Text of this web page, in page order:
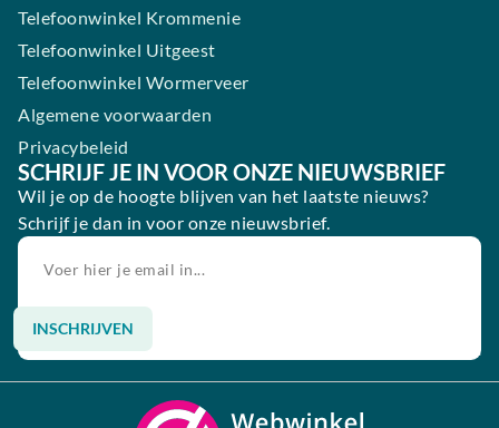
Telefoonwinkel Krommenie
Telefoonwinkel Uitgeest
Telefoonwinkel Wormerveer
Algemene voorwaarden
Privacybeleid
SCHRIJF JE IN VOOR ONZE NIEUWSBRIEF
Wil je op de hoogte blijven van het laatste nieuws?
Schrijf je dan in voor onze nieuwsbrief.
INSCHRIJVEN
Alternative: